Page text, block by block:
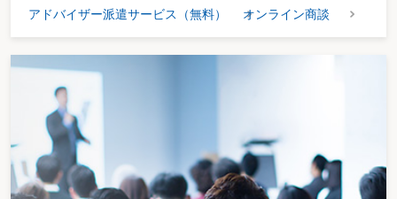
アドバイザー派遣サービス（無料）
オンライン商談